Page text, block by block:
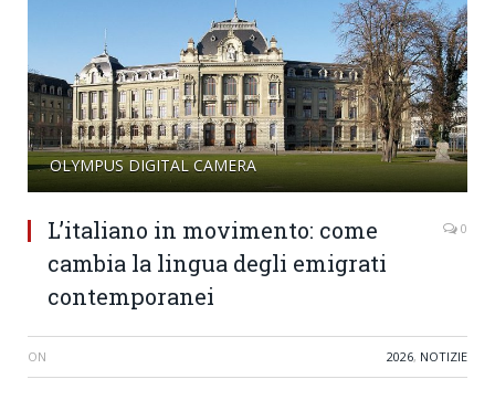
OLYMPUS DIGITAL CAMERA
L’italiano in movimento: come
cambia la lingua degli emigrati
contemporanei
0
ON 2026, NOTIZIE